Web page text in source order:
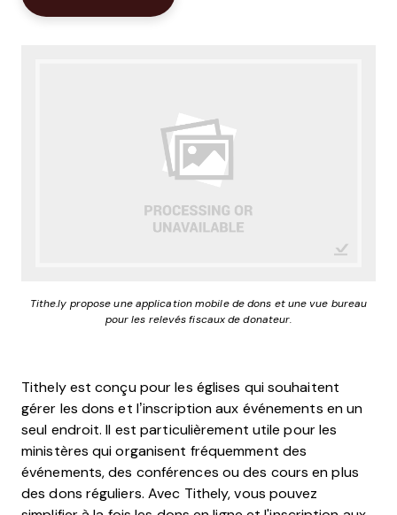
Tithe.ly propose une application mobile de dons et une vue bureau
pour les relevés fiscaux de donateur.
Tithely est conçu pour les églises qui souhaitent
gérer les dons et l’inscription aux événements en un
seul endroit. Il est particulièrement utile pour les
ministères qui organisent fréquemment des
événements, des conférences ou des cours en plus
des dons réguliers. Avec Tithely, vous pouvez